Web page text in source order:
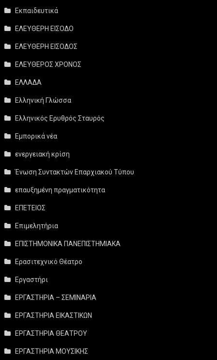
Εκπαιδευτικά
ΕΛΕΥΘΕΡΗ ΕΙΣΟΔΟ
ΕΛΕΥΘΕΡΗ ΕΙΣΟΔΟΣ
ΕΛΕΥΘΕΡΟΣ ΧΡΟΝΟΣ
ΕΛΛΑΔΑ
Ελληνική Γλώσσα
Ελληνικός Ερυθρός Σταυρός
Εμπορικά νέα
ενεργειακή κρίση
Ένωση Συντακτών Επαρχιακού Τύπου
επαυξημένη πραγματικότητα
ΕΠΕΤΕΙΟΣ
Επιμελητήρια
ΕΠΙΣΤΗΜΟΝΙΚΑ ΠΑΝΕΠΙΣΤΗΜΙΑΚΑ
Ερασιτεχνικό Θέατρο
Εργαστήρι
ΕΡΓΑΣΤΗΡΙΑ – ΣΕΜΙΝΑΡΙΑ
ΕΡΓΑΣΤΗΡΙΑ ΕΙΚΑΣΤΙΚΩΝ
ΕΡΓΑΣΤΗΡΙΑ ΘΕΑΤΡΟΥ
ΕΡΓΑΣΤΗΡΙΑ ΜΟΥΣΙΚΗΣ